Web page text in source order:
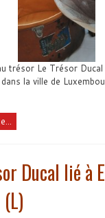
trésor Le Trésor Ducal
dans la ville de
Ducal lié à
(L)